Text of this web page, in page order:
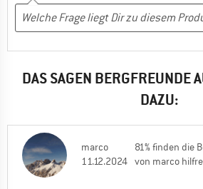
DAS SAGEN BERGFREUNDE
DAZU:
marco
11.12.2024
81% finden die
von marco